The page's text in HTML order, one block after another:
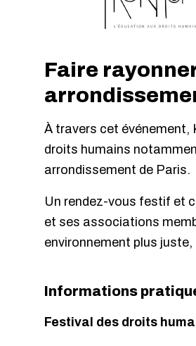
Faire
À travers cet événement,
droits humains
arrondissement de Paris.
Un rendez-vous festif et
et ses associations
environnement plus
Informations
Festival des droits